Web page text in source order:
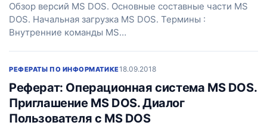
Обзор версий MS DOS. Основные составные части MS
DOS. Начальная загрузка MS DOS. Термины :
Внутренние команды MS…
РЕФЕРАТЫ ПО ИНФОРМАТИКЕ18.09.2018
Реферат: Операционная система MS DOS.
Приглашение MS DOS. Диалог
Пользователя с MS DOS